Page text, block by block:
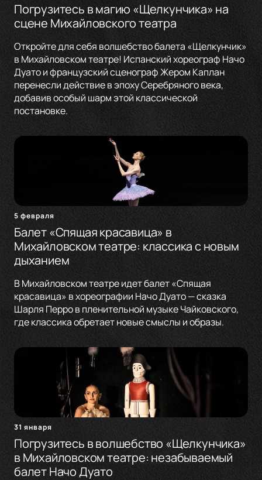
Погрузитесь в магию «Щелкунчика» на
сцене Михайловского театра
Откройте для себя волшебство балета «Щелкунчик»
в Михайловском театре! Испанский хореограф Начо
Дуато и французский сценограф Жером Каплан
перенесли действие в эпоху Серебряного века,
добавив особый шарм этой классической
постановке.
5 февраля
Балет «Спящая красавица» в
Михайловском театре: классика с новым
дыханием
В Михайловском театре идет балет «Спящая
красавица» в хореографии Начо Дуато — сказка
Шарля Перро в пленительной музыке Чайковского,
где классика обретает новые смыслы и образы.
31 января
Погрузитесь в волшебство «Щелкунчика»
в Михайловском театре: незабываемый
балет Начо Дуато